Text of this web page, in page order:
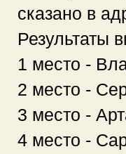
сказано в
Результаты
1 место -
2 место -
3 место -
4 место -